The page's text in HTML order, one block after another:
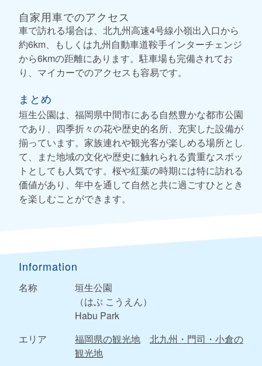
自家用車でのアクセス
車で訪れる場合は、北九州高速4号線小嶺出入口から
約6km、もしくは九州自動車道鞍手インターチェンジ
から6kmの距離にあります。駐車場も完備されてお
り、マイカーでのアクセスも容易です。
まとめ
垣生公園は、福岡県中間市にある自然豊かな都市公園
であり、四季折々の花や歴史的名所、充実した設備が
揃っています。家族連れや観光客が楽しめる場所とし
て、また地域の文化や歴史に触れられる貴重なスポッ
トとしても人気です。桜や紅葉の時期には特に訪れる
価値があり、年中を通して自然と共に過ごすひととき
を楽しむことができます。
Information
名称
垣生公園
（はぶ こうえん）
Habu Park
エリア
福岡県の観光地
北九州・門司・小倉の
観光地